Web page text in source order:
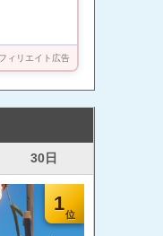
ィリエイト広告
30日
1